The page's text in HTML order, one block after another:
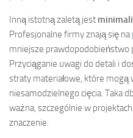
Inną istotną zaletą jest
Profesjonalne firmy znają się na
mniejsze prawdopodobieństwo
Przyciąganie uwagi do detali i
straty materiałowe, które mogą
niesamodzielnego cięcia. Taka
ważna, szczególnie w
znaczenie.